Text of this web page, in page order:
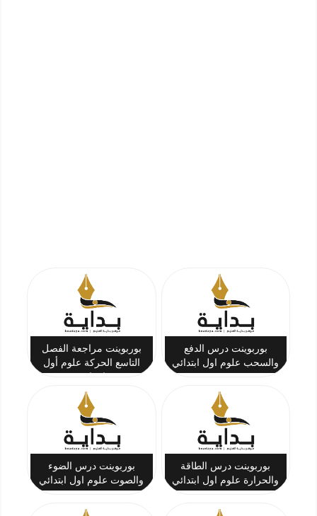
بوربوينت درس الدفع
والسحب علوم اول ابتدائي
بوربوينت مراجعة الفصل
التاسع الحركة علوم أول
بوربوينت درس الطاقة
والحرارة علوم اول ابتدائي
بوربوينت درس الضوء
والصوت علوم اول ابتدائي